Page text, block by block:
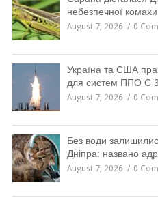
небезпечної комахи
August 7, 2026 0
Україна та США
для систем ППО С-
August 7, 2026 0
Без води
Дніпра: названо
August 7, 2026 0